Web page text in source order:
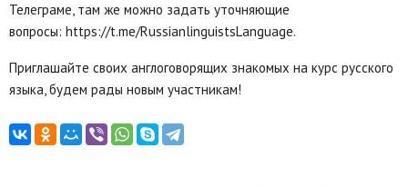
Телеграме, там же можно задать уточняющие
вопросы: https://t.me/RussianlinguistsLanguage.
Приглашайте своих англоговорящих знакомых на курс русского
языка, будем рады новым участникам!